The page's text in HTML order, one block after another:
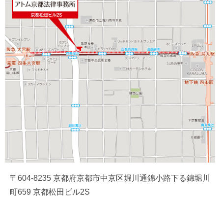
〒604-8235 京都府京都市中京区堀川通錦小路下る錦堀川
町659 京都松田ビル2S